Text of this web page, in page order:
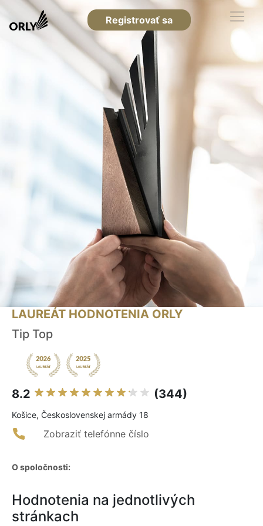
Registrovať sa
LAUREÁT HODNOTENIA ORLY
Tip Top
8.2 (344)
Košice, Československej armády 18
Zobraziť telefónne číslo
O spoločnosti:
Hodnotenia na jednotlivých
stránkach